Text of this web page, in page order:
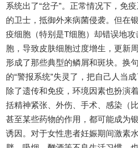
系统出了“岔子”。正常情况下，免
的卫士，抵御外来病菌侵袭。但在
疫细胞（特别是T细胞）却错误地
胞，导致皮肤细胞过度增生，更新
形成了那些典型的鳞屑和斑块。换
的“警报系统”失灵了，把自己人当成
除了遗传和免疫，环境因素也扮演
括精神紧张、外伤、手术、感染（
甚至某些药物的作用，都可能成为
诱因。对于女性患者妊娠期间激素